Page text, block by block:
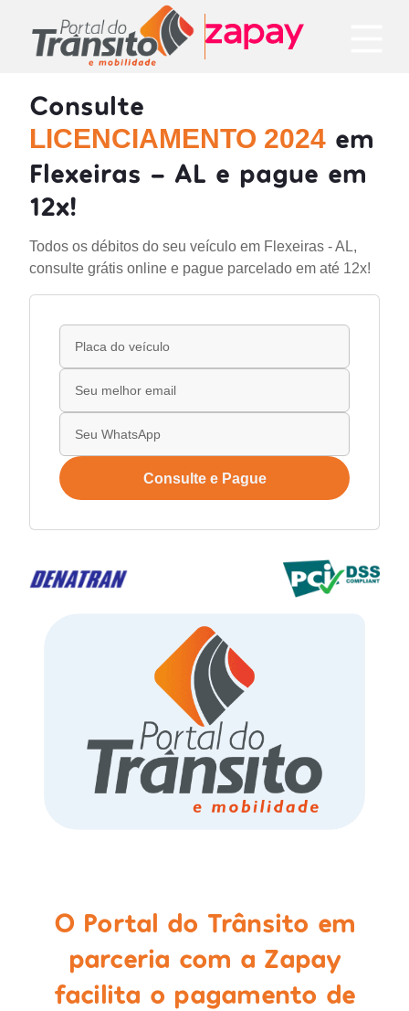
Consulte
LICENCIAMENTO 2024 em
Flexeiras - AL e pague em
12x!
Todos os débitos do seu veículo em Flexeiras - AL,
consulte grátis online e pague parcelado em até 12x!
Consulte e Pague
O Portal do Trânsito em
parceria com a Zapay
facilita o pagamento de